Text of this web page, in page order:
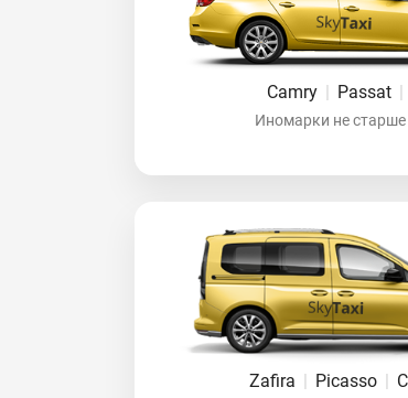
Camry | Passat |
Иномарки не старше
Zafira | Picasso |